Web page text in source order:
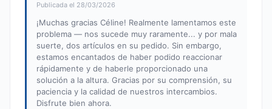
Publicada el 28/03/2026
¡Muchas gracias Céline! Realmente lamentamos este
problema — nos sucede muy raramente... y por mala
suerte, dos artículos en su pedido. Sin embargo,
estamos encantados de haber podido reaccionar
rápidamente y de haberle proporcionado una
solución a la altura. Gracias por su comprensión, su
paciencia y la calidad de nuestros intercambios.
Disfrute bien ahora.